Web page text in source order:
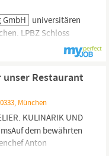
universitären
LPBZ Schloss
Voll- oder Teilzeit
50% Aufschlag auf
Vordienstzeiten)
unser Restaurant
München
KULINARIK UND
dem bewährten
Anton